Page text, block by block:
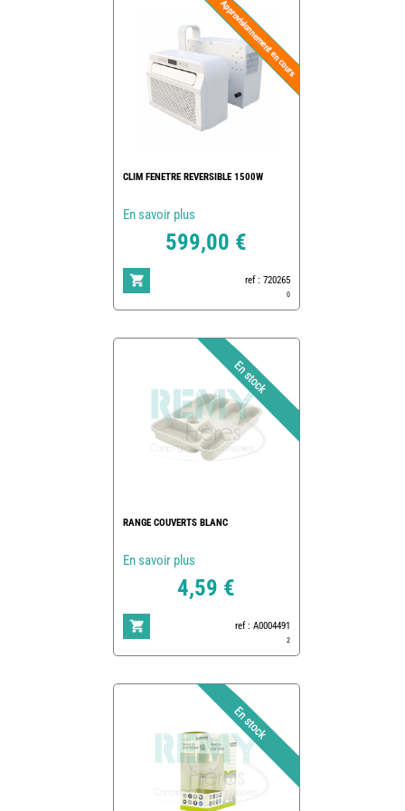
CLIM FENETRE REVERSIBLE 1500W
En savoir plus
599,00 €
ref : 720265
0
RANGE COUVERTS BLANC
En savoir plus
4,59 €
ref : A0004491
2